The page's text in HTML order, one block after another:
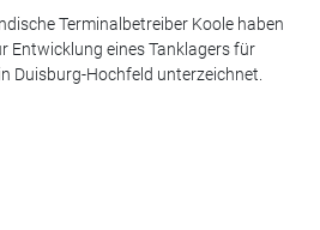
Terminalbetreiber Koole haben
Entwicklung eines Tanklagers für
Duisburg-Hochfeld unterzeichnet.